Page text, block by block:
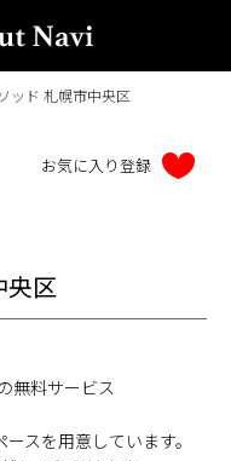
ッド 札幌市中央区
央区
無料サービス
スを用意しています。